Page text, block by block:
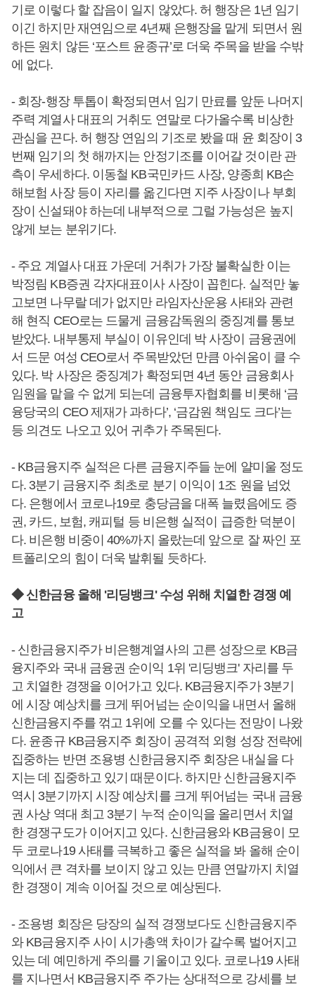
기로 이렇다 할 잡음이 일지 않았다. 허 행장은 1년 임기
이긴 하지만 재연임으로 4년째 은행장을 맡게 되면서 원
하든 원치 않든 ‘포스트 윤종규’로 더욱 주목을 받을 수밖
에 없다.
- 회장-행장 투톱이 확정되면서 임기 만료를 앞둔 나머지
주력 계열사 대표의 거취도 연말로 다가올수록 비상한
관심을 끈다. 허 행장 연임의 기조로 봤을 때 윤 회장이 3
번째 임기의 첫 해까지는 안정기조를 이어갈 것이란 관
측이 우세하다. 이동철 KB국민카드 사장, 양종희 KB손
해보험 사장 등이 자리를 옮긴다면 지주 사장이나 부회
장이 신설돼야 하는데 내부적으로 그럴 가능성은 높지
않게 보는 분위기다.
- 주요 계열사 대표 가운데 거취가 가장 불확실한 이는
박정림 KB증권 각자대표이사 사장이 꼽힌다. 실적만 놓
고보면 나무랄 데가 없지만 라임자산운용 사태와 관련
해 현직 CEO로는 드물게 금융감독원의 중징계를 통보
받았다. 내부통제 부실이 이유인데 박 사장이 금융권에
서 드문 여성 CEO로서 주목받았던 만큼 아쉬움이 클 수
있다. 박 사장은 중징계가 확정되면 4년 동안 금융회사
임원을 맡을 수 없게 되는데 금융투자협회를 비롯해 ‘금
융당국의 CEO 제재가 과하다’, ‘금감원 책임도 크다’는
등 의견도 나오고 있어 귀추가 주목된다.
- KB금융지주 실적은 다른 금융지주들 눈에 얄미울 정도
다. 3분기 금융지주 최초로 분기 이익이 1조 원을 넘었
다. 은행에서 코로나19로 충당금을 대폭 늘렸음에도 증
권, 카드, 보험, 캐피털 등 비은행 실적이 급증한 덕분이
다. 비은행 비중이 40%까지 올랐는데 앞으로 잘 짜인 포
트폴리오의 힘이 더욱 발휘될 듯하다.
◆ 신한금융 올해 '리딩뱅크' 수성 위해 치열한 경쟁 예
고
- 신한금융지주가 비은행계열사의 고른 성장으로 KB금
융지주와 국내 금융권 순이익 1위 '리딩뱅크' 자리를 두
고 치열한 경쟁을 이어가고 있다. KB금융지주가 3분기
에 시장 예상치를 크게 뛰어넘는 순이익을 내면서 올해
신한금융지주를 꺾고 1위에 오를 수 있다는 전망이 나왔
다. 윤종규 KB금융지주 회장이 공격적 외형 성장 전략에
집중하는 반면 조용병 신한금융지주 회장은 내실을 다
지는 데 집중하고 있기 때문이다. 하지만 신한금융지주
역시 3분기까지 시장 예상치를 크게 뛰어넘는 국내 금융
권 사상 역대 최고 3분기 누적 순이익을 올리면서 치열
한 경쟁구도가 이어지고 있다. 신한금융와 KB금융이 모
두 코로나19 사태를 극복하고 좋은 실적을 봐 올해 순이
익에서 큰 격차를 보이지 않고 있는 만큼 연말까지 치열
한 경쟁이 계속 이어질 것으로 예상된다.
- 조용병 회장은 당장의 실적 경쟁보다도 신한금융지주
와 KB금융지주 사이 시가총액 차이가 갈수록 벌어지고
있는 데 예민하게 주의를 기울이고 있다. 코로나19 사태
를 지나면서 KB금융지주 주가는 상대적으로 강세를 보